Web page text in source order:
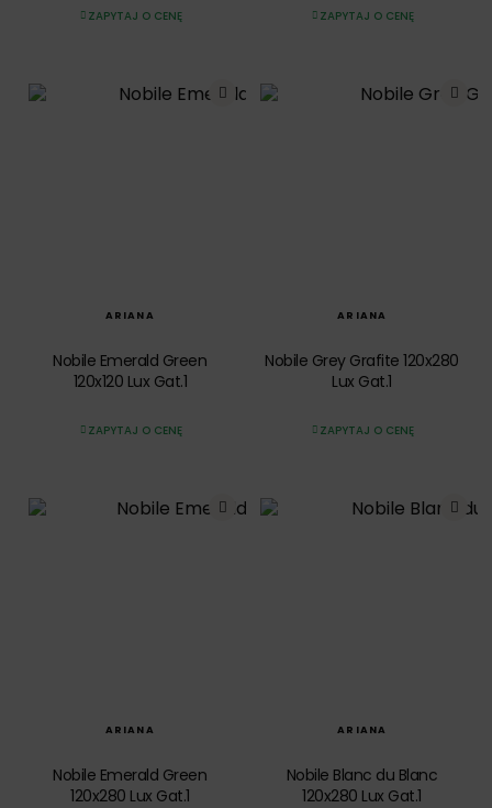
ZAPYTAJ O CENĘ ZAPYTAJ O CENĘ
ARIANA
Nobile Emerald Green
120x120 Lux Gat.1
ZAPYTAJ O CENĘ
ARIANA
Nobile Grey Grafite 120x280
Lux Gat.1
ZAPYTAJ O CENĘ
ARIANA
Nobile Emerald Green
120x280 Lux Gat.1
ARIANA
Nobile Blanc du Blanc
120x280 Lux Gat.1